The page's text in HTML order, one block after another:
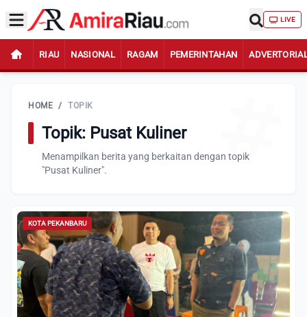
LIVE
RIAU NASIONAL RAGAM PEMERINTAHAN
HOME / TOPIK
Topik: Pusat Kuliner
Menampilkan berita yang berkaitan dengan topik
"Pusat Kuliner".
KOTA PEKANBARU